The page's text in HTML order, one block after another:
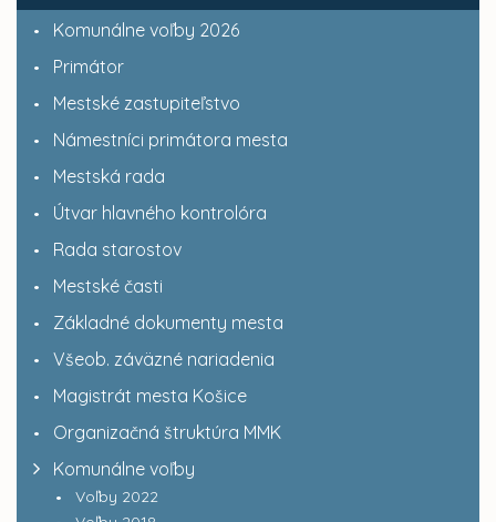
Komunálne voľby 2026
Primátor
Mestské zastupiteľstvo
Námestníci primátora mesta
Mestská rada
Útvar hlavného kontrolóra
Rada starostov
Mestské časti
Základné dokumenty mesta
Všeob. záväzné nariadenia
Magistrát mesta Košice
Organizačná štruktúra MMK
Komunálne voľby
Voľby 2022